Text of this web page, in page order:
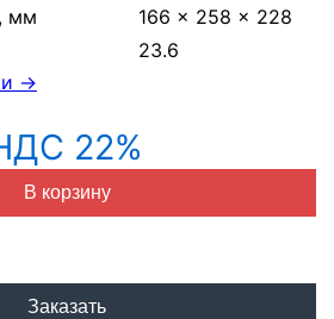
мм
166 × 258 × 228
23.6
→
22%
В корзину
Заказать